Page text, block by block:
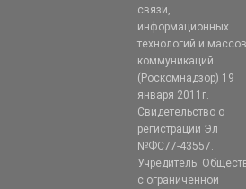
связи,
информационных
технологий и
коммуникаций
(Роскомнадзор) 19
января 2011г.
Свидетельство о
регистрации Эл
№ФС77-43557.
Учредитель:
с ограниченной